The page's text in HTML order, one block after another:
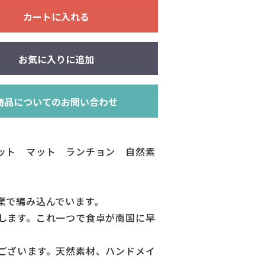
カートに入れる
お気に入りに追加
品についてのお問い合わせ
ト マット ランチョン 自然素
編み込んでいます。
ます。これ一つで食卓が南国に早
います。天然素材、ハンドメイ